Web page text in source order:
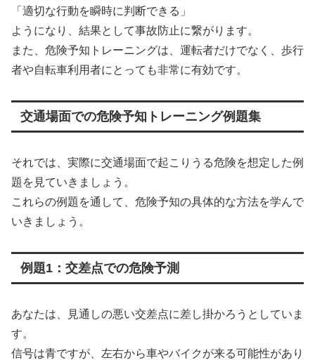
「適切な行動を瞬時に判断できる」
ようになり、結果として事故防止に繋がります。
また、危険予知トレーニングは、運転者だけでなく、歩行
者や自転車利用者にとっても非常に有効です。
交通場面での危険予知トレーニング例題集
それでは、実際に交通場面で起こりうる危険を想定した例
題を見ていきましょう。
これらの例題を通して、危険予知の具体的な方法を学んで
いきましょう。
例題1：交差点での危険予測
あなたは、見通しの悪い交差点に差し掛かろうとしていま
す。
信号は青ですが、左右から車やバイクが来る可能性があり